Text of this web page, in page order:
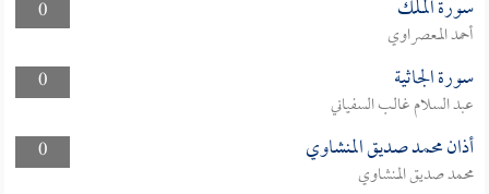
0
سورة الملك
أحمد المعصراوي
0
سورة الجاثية
عبد السلام غالب السفياني
0
أذان محمد صديق المنشاوي
محمد صديق المنشاوي